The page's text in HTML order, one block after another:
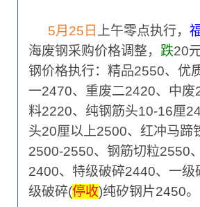
5月25日 上午零点执行，
海废钢采购价格调整， 跌20
钢价格执行：精品2550、优
一2470、重废二2420、中废
料2220、纯钢筋头10-16厘
头20厘以上2500、红冲马蹄
2500-2550、钢筋切粒2550
2400、特级破碎2440、一级
级破碎(停收)纯矽钢片2450。